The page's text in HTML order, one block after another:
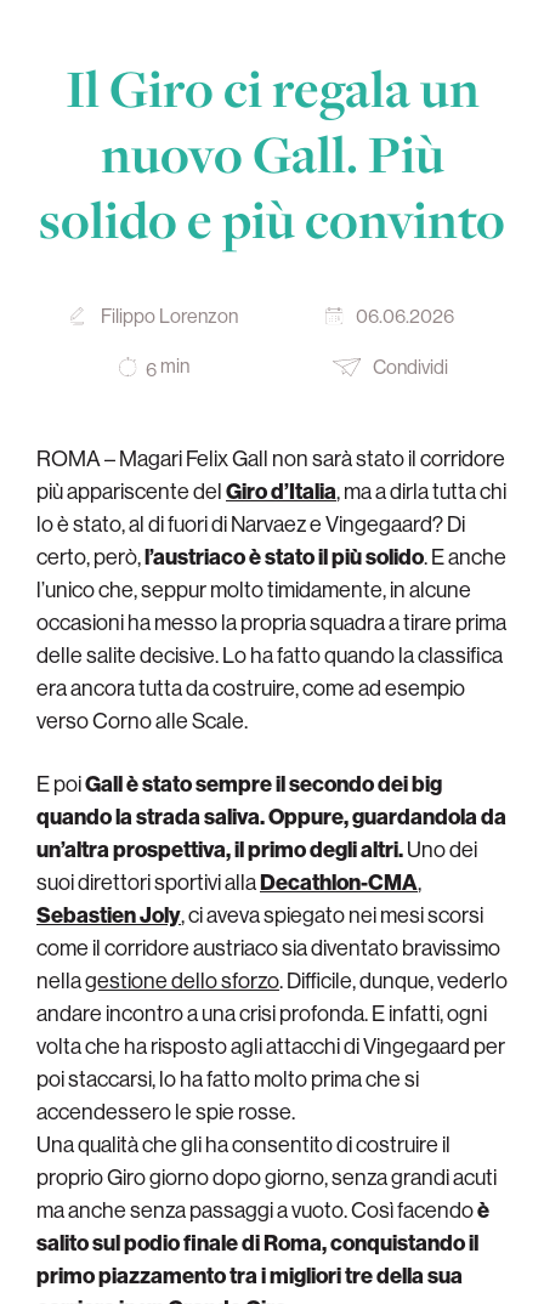
Il Giro ci regala un
nuovo Gall. Più
solido e più convinto
Filippo Lorenzon 06.06.2026
6 min Condividi
ROMA – Magari Felix Gall non sarà stato il corridore
più appariscente delGiro d’Italia, ma a dirla tutta chi
lo è stato, al di fuori di Narvaez e Vingegaard? Di
certo, però,l’austriaco è stato il più solido. E anche
l’unico che, seppur molto timidamente, in alcune
occasioni ha messo la propria squadra a tirare prima
delle salite decisive. Lo ha fatto quando la classifica
era ancora tutta da costruire, come ad esempio
verso Corno alle Scale.
E poiGall è stato sempre il secondo dei big
quando la strada saliva. Oppure, guardandola da
un’altra prospettiva, il primo degli altri.Uno dei
suoi direttori sportivi allaDecathlon-CMA,
Sebastien Joly, ci aveva spiegato nei mesi scorsi
come il corridore austriaco sia diventato bravissimo
nellagestione dello sforzo. Difficile, dunque, vederlo
andare incontro a una crisi profonda. E infatti, ogni
volta che ha risposto agli attacchi di Vingegaard per
poi staccarsi, lo ha fatto molto prima che si
accendessero le spie rosse.
Una qualità che gli ha consentito di costruire il
proprio Giro giorno dopo giorno, senza grandi acuti
ma anche senza passaggi a vuoto. Così facendoè
salito sul podio finale di Roma, conquistando il
primo piazzamento tra i migliori tre della sua